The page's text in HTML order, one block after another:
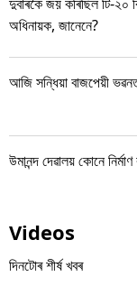
অধিনায়ক, জানেনে?
আজি সন্ধিয়া বাজপেয়ী
উমানন্দ দেৱালয় কোনে
Videos
দিনটোৰ শীৰ্ষ খবৰ